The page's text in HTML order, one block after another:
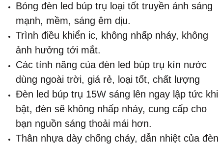
Bóng đèn led búp trụ loại tốt truyền ánh sáng
mạnh, mềm, sáng êm dịu.
Trình điều khiển ic, không nhấp nháy, không
ảnh hưởng tới mắt.
Các tính năng của đèn led búp trụ kín nước
dùng ngoài trời, giá rẻ, loại tốt, chất lượng
Đèn led búp trụ 15W sáng lên ngay lập tức khi
bật, đèn sẽ không nhấp nháy, cung cấp cho
bạn nguồn sáng thoải mái hơn.
Thân nhựa dày chống cháy, dẫn nhiệt của đèn